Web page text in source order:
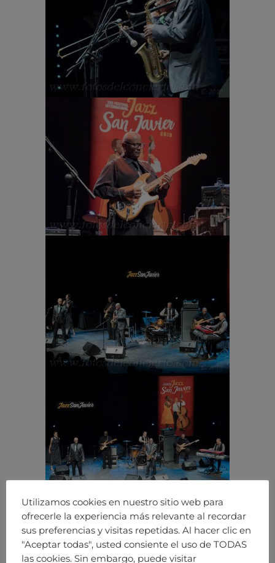
Utilizamos cookies en nuestro sitio web para
ofrecerle la experiencia más relevante al recordar
sus preferencias y visitas repetidas. Al hacer clic en
"Aceptar todas", usted consiente el uso de TODAS
las cookies. Sin embargo, puede visitar